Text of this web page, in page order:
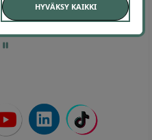
7 / 60
HYVÄKSY KAIKKI